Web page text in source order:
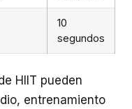
10
segundos
HIIT pueden
entrenamiento